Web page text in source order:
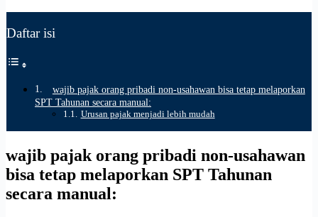
Daftar isi
wajib pajak orang pribadi non-usahawan bisa tetap melaporkan
SPT Tahunan secara manual:
Urusan pajak menjadi lebih mudah
wajib pajak orang pribadi non-usahawan
bisa tetap melaporkan SPT Tahunan
secara manual: